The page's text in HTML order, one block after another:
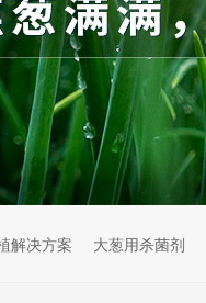
解决方案 大葱用杀菌剂